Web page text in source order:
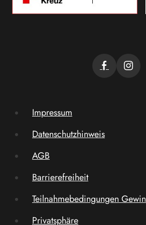
Impressum
Datenschutzhinweis
AGB
Barrierefreiheit
Teilnahmebedingungen
Privatsphäre